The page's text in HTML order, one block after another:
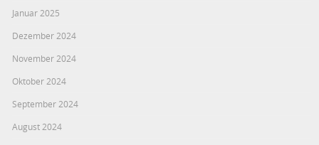
Januar 2025
Dezember 2024
November 2024
Oktober 2024
September 2024
August 2024